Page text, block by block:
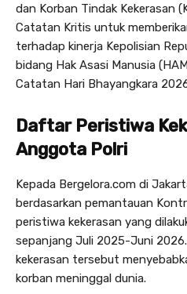
dan Korban Tindak Kekerasan
Catatan Kritis untuk
terhadap kinerja Kepolisian
bidang Hak Asasi Manusia
Catatan Hari Bhayangkara
Daftar Peristiwa
Anggota Polri
Kepada Bergelora.com di
berdasarkan pemantauan
peristiwa kekerasan yang
sepanjang Juli 2025-Juni
kekerasan tersebut
korban meninggal dunia.